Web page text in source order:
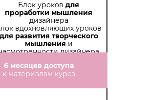
Блок уроков для
проработки мышления
дизайнера
вдохновляющих уроков
для развития творческого
мышления и
дизайнера
6 месяцев доступа
к материалам курса